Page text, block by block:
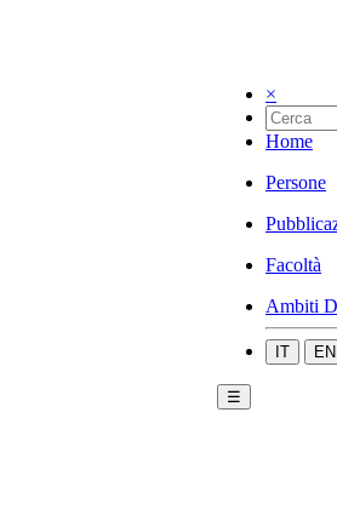
×
Home
Persone
Facoltà
Ambiti
IT EN
☰